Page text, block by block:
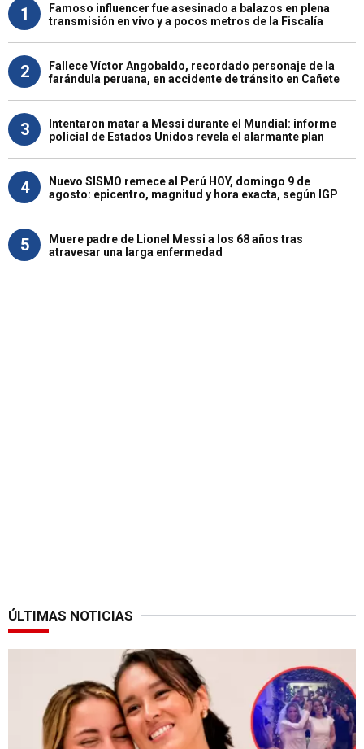
1
Famoso influencer fue asesinado a balazos en plena
transmisión en vivo y a pocos metros de la Fiscalía
2
Fallece Víctor Angobaldo, recordado personaje de la
farándula peruana, en accidente de tránsito en Cañete
3
Intentaron matar a Messi durante el Mundial: informe
policial de Estados Unidos revela el alarmante plan
4
Nuevo SISMO remece al Perú HOY, domingo 9 de
agosto: epicentro, magnitud y hora exacta, según IGP
5
Muere padre de Lionel Messi a los 68 años tras
atravesar una larga enfermedad
ÚLTIMAS NOTICIAS